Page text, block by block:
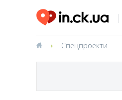
Спецпроекти